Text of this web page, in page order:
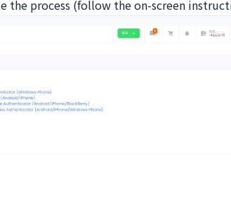
the process (follow the on-screen